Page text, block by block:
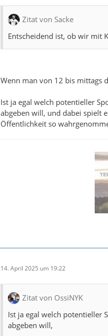
Zitat von Sacke
Entscheidend ist, ob wir mit
Wenn man von 12 bis mittags
Ist ja egal welch potentieller
abgeben will, und dabei spielt
Öffentlichkeit so
14. April 2025 um 19:22
Zitat von OssiNYK
Ist ja egal welch potentieller
abgeben will,